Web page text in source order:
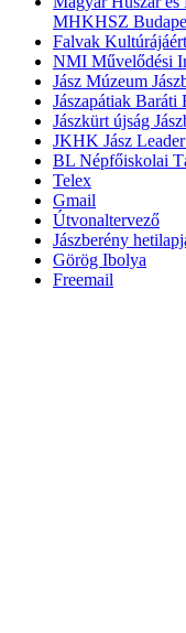
MHKHSZ
Falvak
NMI Művelődési
Jász Múzeum
Jászapátiak Baráti
Jászkürt újság
JKHK Jász Leader
BL Népfőiskolai
Telex
Gmail
Útvonaltervező
Jászberény
Görög Ibolya
Freemail